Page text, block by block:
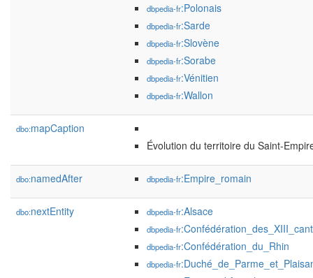
dbpedia-fr:Polonais
dbpedia-fr:Sarde
dbpedia-fr:Slovène
dbpedia-fr:Sorabe
dbpedia-fr:Vénitien
dbpedia-fr:Wallon
dbo:mapCaption
Évolution du territoire du Saint-
dbo:namedAfter dbpedia-fr:Empire_romain
dbo:nextEntity dbpedia-fr:Alsace
dbpedia-fr
dbpedia-fr:Confédération_du_Rhin
dbpedia-fr